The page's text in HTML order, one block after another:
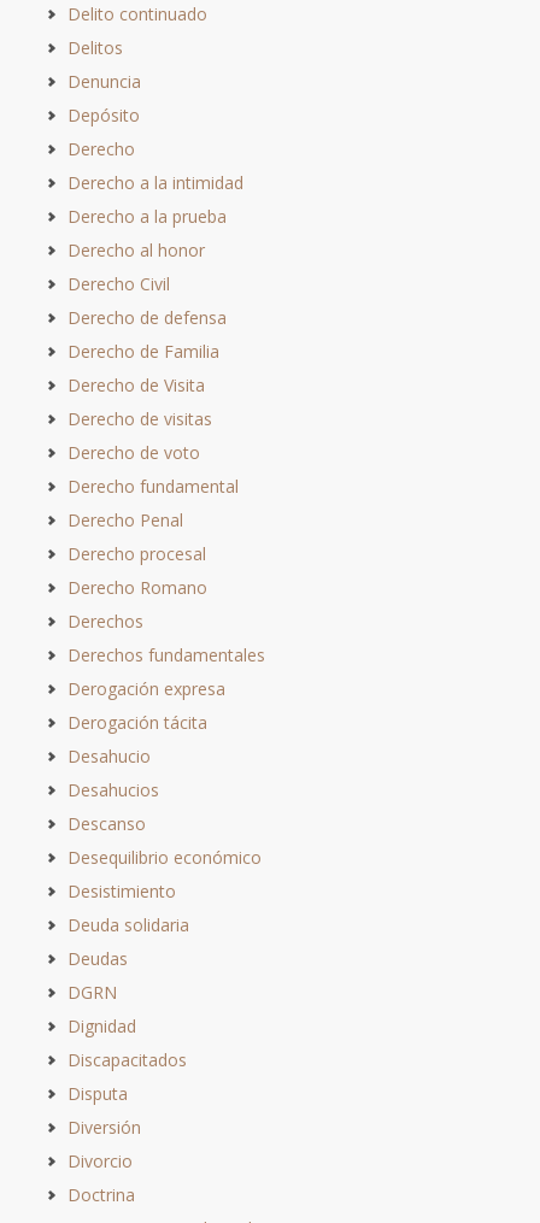
Delito continuado
Delitos
Denuncia
Depósito
Derecho
Derecho a la intimidad
Derecho a la prueba
Derecho al honor
Derecho Civil
Derecho de defensa
Derecho de Familia
Derecho de Visita
Derecho de visitas
Derecho de voto
Derecho fundamental
Derecho Penal
Derecho procesal
Derecho Romano
Derechos
Derechos fundamentales
Derogación expresa
Derogación tácita
Desahucio
Desahucios
Descanso
Desequilibrio económico
Desistimiento
Deuda solidaria
Deudas
DGRN
Dignidad
Discapacitados
Disputa
Diversión
Divorcio
Doctrina